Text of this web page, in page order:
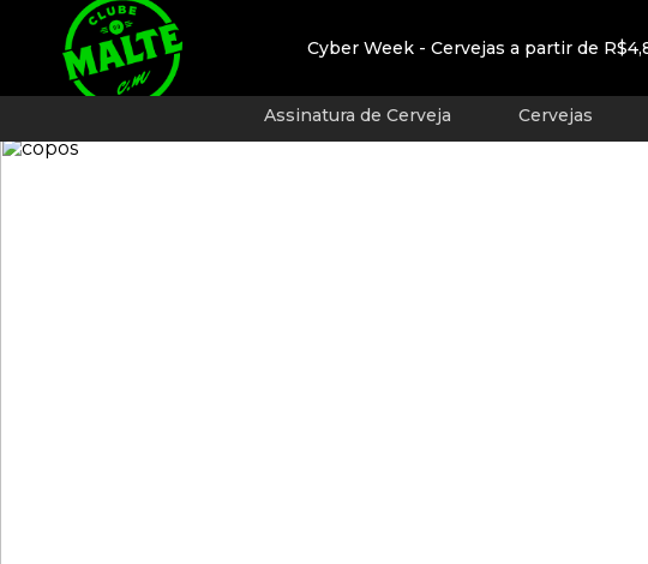
Cyber Week - Cervejas a partir de
Assinatura de Cerveja Cervejas